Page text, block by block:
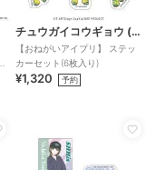
チュウガイコウギョウ (Chugai Mining)
【おねがいアイプリ】 ステッ
カーセット(6枚入り)
¥1,320 予約